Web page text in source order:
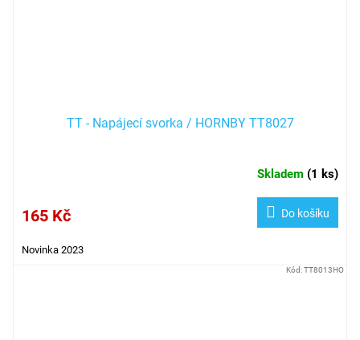
TT - Napájecí svorka / HORNBY TT8027
Skladem (1 ks)
165 Kč Do košíku
Novinka 2023
Kód:TT8013HO